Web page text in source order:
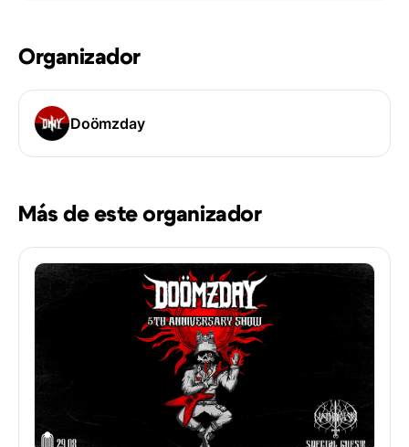
Organizador
Doömzday
Más de este organizador